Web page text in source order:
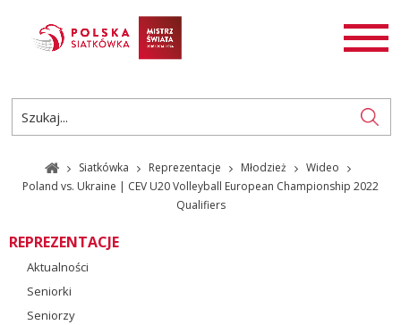
AKTUALNOŚCI
ROZGRYWKI
PL
EN
Siatkówka Reprezentacje Młodzież
Wideo
Poland vs. Ukraine | CEV U20 Volleyball European Championship 2022
Qualifiers
REPREZENTACJE
Aktualności
Seniorki
Seniorzy